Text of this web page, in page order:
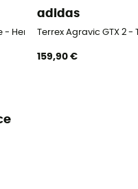
- Herren
adidas
Terrex Agravic GTX 2
159,90 €